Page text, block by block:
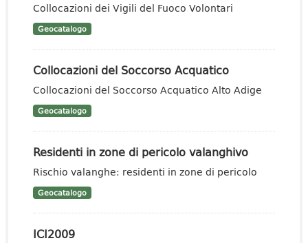
Collocazioni dei Vigili del Fuoco Volontari
Geocatalogo
Collocazioni del Soccorso Acquatico
Collocazioni del Soccorso Acquatico Alto Adige
Geocatalogo
Residenti in zone di pericolo valanghivo
Rischio valanghe: residenti in zone di pericolo
Geocatalogo
ICI2009